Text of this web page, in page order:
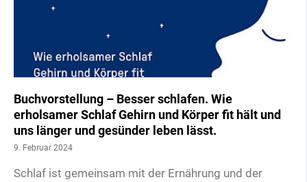
Buchvorstellung – Besser schlafen. Wie
erholsamer Schlaf Gehirn und Körper fit hält und
uns länger und gesünder leben lässt.
9. Februar 2024
Schlaf ist gemeinsam mit der Ernährung und der